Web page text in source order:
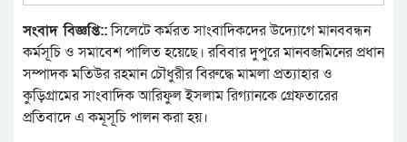
সংবাদ বিজ্ঞপ্তি::সিলেটে কর্মরত সাংবাদিকদের উদ্যোগে মানববন্ধন
কর্মসূচি ও সমাবেশ পালিত হয়েছে। রবিবার দুপুরে মানবজমিনের প্রধান
সম্পাদক মতিউর রহমান চৌধুরীর বিরুদ্ধে মামলা প্রত্যাহার ও
কুড়িগ্রামের সাংবাদিক আরিফুল ইসলাম রিগ্যানকে গ্রেফতারের
প্রতিবাদে এ কমূসূচি পালন করা হয়।